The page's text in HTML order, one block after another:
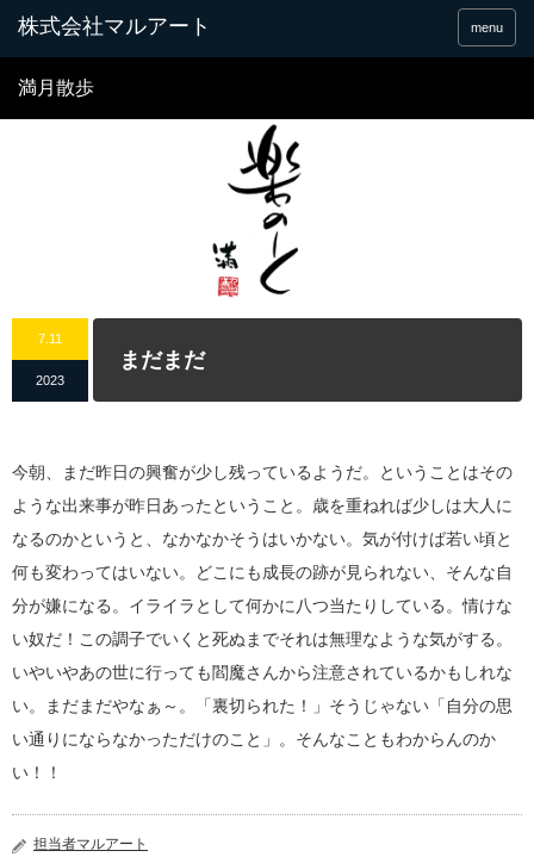
menu
満月散歩
7.11
2023
まだまだ
今朝、まだ昨日の興奮が少し残っているようだ。ということはその
ような出来事が昨日あったということ。歳を重ねれば少しは大人に
なるのかというと、なかなかそうはいかない。気が付けば若い頃と
何も変わってはいない。どこにも成長の跡が見られない、そんな自
分が嫌になる。イライラとして何かに八つ当たりしている。情けな
い奴だ！この調子でいくと死ぬまでそれは無理なような気がする。
いやいやあの世に行っても閻魔さんから注意されているかもしれな
い。まだまだやなぁ～。「裏切られた！」そうじゃない「自分の思
い通りにならなかっただけのこと」。そんなこともわからんのか
い！！
担当者マルアート